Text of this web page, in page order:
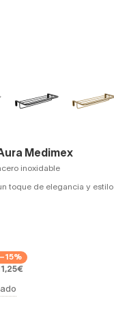
Medimex
inoxidable
toque de elegancia y estilo
−15%